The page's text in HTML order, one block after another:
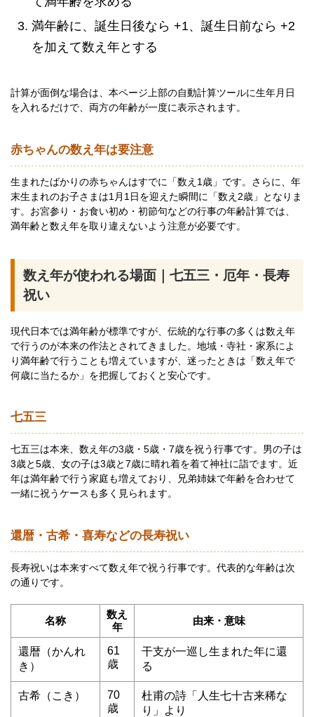
満年齢に、誕生日後なら +1、誕生日前なら +2
を加えて数え年とする
計算が面倒な場合は、本ページ上部の自動計算ツールに生年月日
を入れるだけで、両方の年齢が一度に表示されます。
赤ちゃんの数え年は要注意
生まれたばかりの赤ちゃんはすでに「数え1歳」です。さらに、年
末生まれのお子さまは1月1日を迎えた瞬間に「数え2歳」となりま
す。お宮参り・お食い初め・初節句などの行事の年齢計算では、
満年齢と数え年を取り違えないよう注意が必要です。
数え年が使われる場面｜七五三・厄年・長寿
祝い
現代日本では満年齢が標準ですが、伝統的な行事の多くは数え年
で行うのが本来の作法とされてきました。地域・寺社・家系によ
り満年齢で行うことも増えていますが、迷ったときは「数え年で
何歳に当たるか」を把握しておくと安心です。
七五三
七五三は本来、数え年の3歳・5歳・7歳を祝う行事です。男の子は
3歳と5歳、女の子は3歳と7歳に晴れ着を着て神社に詣でます。近
年は満年齢で行う家庭も増えており、兄弟姉妹で年齢を合わせて
一緒に祝うケースも多く見られます。
還暦・古希・喜寿などの長寿祝い
長寿祝いは本来すべて数え年で祝う行事です。代表的な年齢は次
の通りです。
名称
数え
年
由来・意味
還暦（かんれ
き）
61
歳
干支が一巡し生まれた年に還
る
古希（こき）
70
歳
杜甫の詩「人生七十古来稀な
り」より